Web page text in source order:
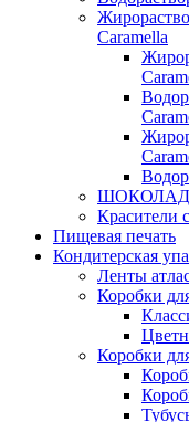
Caramella
Пищевая печать
Кондитерская
Ленты
Коробки
Коробки